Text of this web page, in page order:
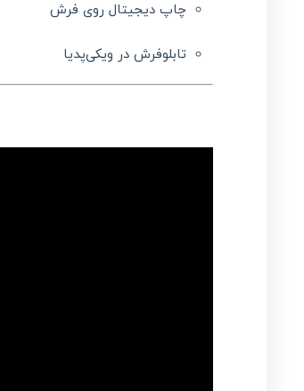
چاپ دیجیتال روی فرش
تابلوفرش در ویکی‌پدیا